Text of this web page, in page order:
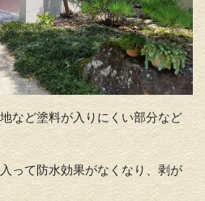
など塗料が入りにくい部分など
って防水効果がなくなり、剥が